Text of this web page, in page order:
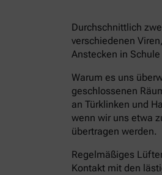
Durchschnittlich
verschiedenen
Anstecken in
Warum es uns
geschlossenen
an Türklinken und
wenn wir uns etwa
übertragen werden.
Regelmäßiges
Kontakt mit den